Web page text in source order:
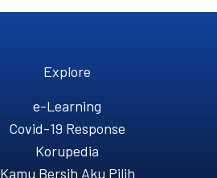
Explore
e-Learning
Covid-19 Response
Korupedia
Kamu Bersih Aku Pilih